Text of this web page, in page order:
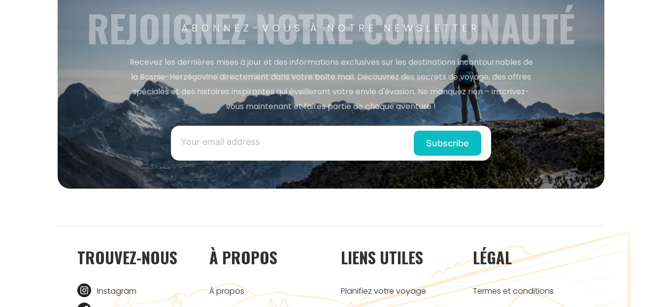
ABONNEZ-VOUS À NOTRE NEWSLETTER
REJOIGNEZ NOTRE COMMUNAUTÉ
Recevez les dernières mises à jour et des informations exclusives sur les destinations incontournables de
la Bosnie-Herzégovine directement dans votre boîte mail. Découvrez des secrets de voyage, des offres
spéciales et des histoires inspirantes qui éveilleront votre envie d'évasion. Ne manquez rien – inscrivez-
vous maintenant et faites partie de chaque aventure !
TROUVEZ-NOUS
Instagram
À PROPOS
À propos
LIENS UTILES
Planifiez votre voyage
LÉGAL
Termes et conditions